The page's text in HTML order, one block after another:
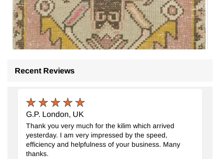
Recent Reviews
G.P. London, UK
Thank you very much for the kilim which arrived
yesterday. I am very impressed by the speed,
efficiency and helpfulness of your business. Many
thanks.